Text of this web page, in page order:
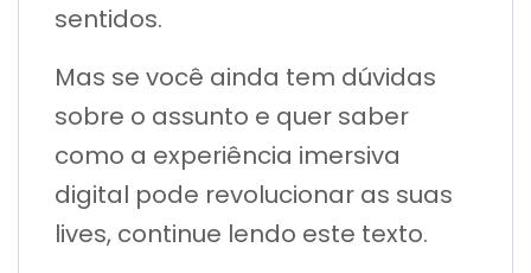
sentidos.
Mas se você ainda tem dúvidas
sobre o assunto e quer saber
como a experiência imersiva
digital pode revolucionar as suas
lives, continue lendo este texto.